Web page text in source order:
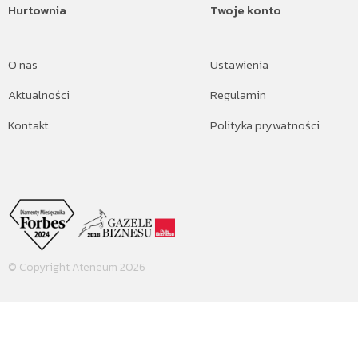
Hurtownia
O nas
Aktualności
Kontakt
Twoje konto
Ustawienia
Regulamin
Polityka prywatności
© Copyright Ateneum 2026